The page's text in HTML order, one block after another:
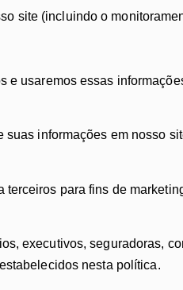
site (incluindo o
usaremos essas
informações em nosso
para fins de
executivos, seguradoras,
nesta política.